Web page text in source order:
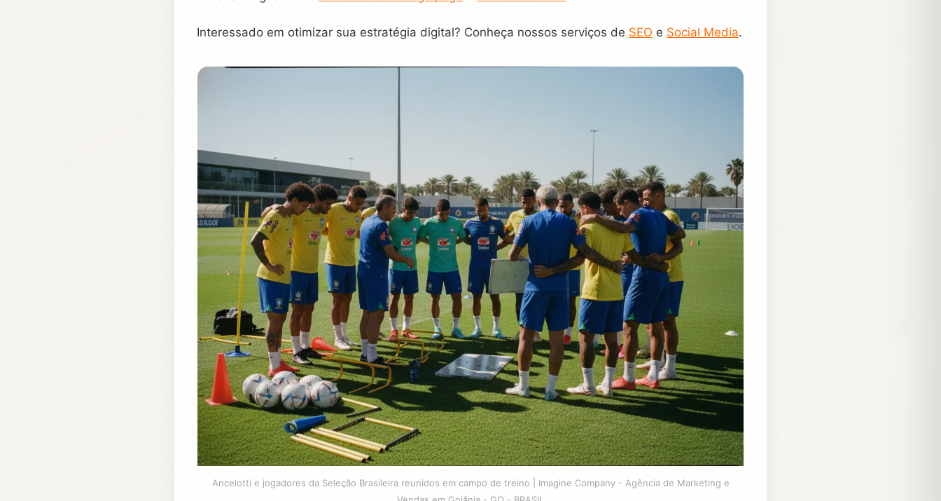
Interessado em otimizar sua estratégia digital? Conheça nossos serviços de SEO e Social Media.
Ancelotti e jogadores da Seleção Brasileira reunidos em campo de treino | Imagine Company - Agência de Marketing e